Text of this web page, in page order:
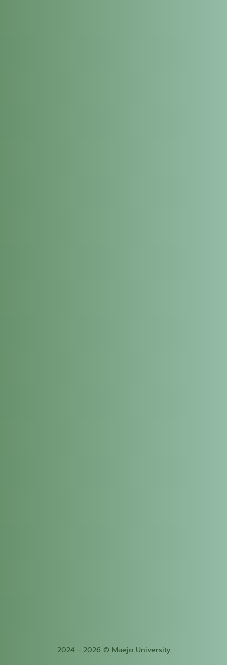
2024 - 2026 © Maejo University